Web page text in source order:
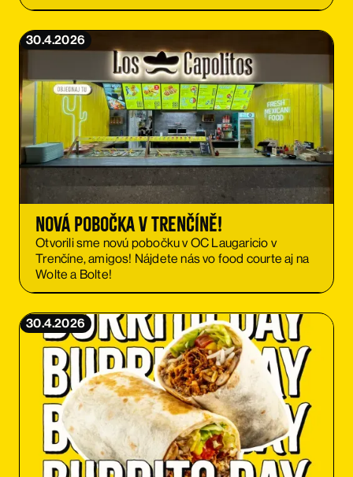
30.4.2026
Nová pobočka v Trenčíně!
Otvorili sme novú pobočku v OC Laugaricio v
Trenčíne, amigos! Nájdete nás vo food courte aj na
Wolte a Bolte!
30.4.2026